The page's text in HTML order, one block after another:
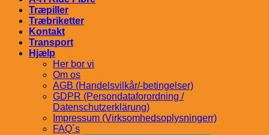
Træpiller
Træbriketter
Kontakt
Transport
Hjælp
Her bor vi
Om os
AGB (Handelsvilkår/-betingelser)
GDPR (Persondataforordning /
Datenschutzerklärung)
Impressum (Virksomhedsoplysningerr)
FAQ´s